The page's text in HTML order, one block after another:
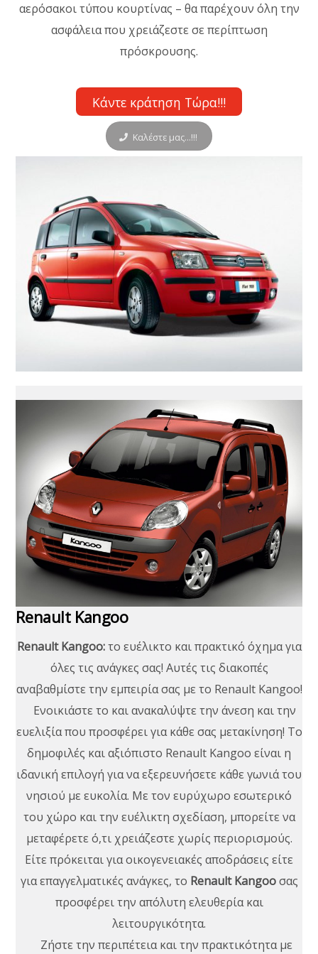
αερόσακοι τύπου κουρτίνας – θα παρέχουν όλη την
ασφάλεια που χρειάζεστε σε περίπτωση
πρόσκρουσης.
Κάντε κράτηση Τώρα!!!
Καλέστε μας...!!!
Renault Kangoo
Renault Kangoo:το ευέλικτο και πρακτικό όχημα για
όλες τις ανάγκες σας! Αυτές τις διακοπές
αναβαθμίστε την εμπειρία σας με το Renault Kangoo!
Ενοικιάστε το και ανακαλύψτε την άνεση και την
ευελιξία που προσφέρει για κάθε σας μετακίνηση! Το
δημοφιλές και αξιόπιστο Renault Kangoo είναι η
ιδανική επιλογή για να εξερευνήσετε κάθε γωνιά του
νησιού με ευκολία. Με τον ευρύχωρο εσωτερικό
του χώρο και την ευέλικτη σχεδίαση, μπορείτε να
μεταφέρετε ό,τι χρειάζεστε χωρίς περιορισμούς.
Είτε πρόκειται για οικογενειακές αποδράσεις είτε
για επαγγελματικές ανάγκες, το Renault Kangooσας
προσφέρει την απόλυτη ελευθερία και
λειτουργικότητα.
Ζήστε την περιπέτεια και την πρακτικότητα με